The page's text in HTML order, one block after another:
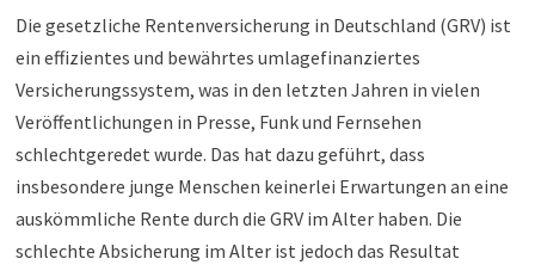
Die gesetzliche Rentenversicherung in Deutschland (GRV) ist
ein effizientes und bewährtes umlagefinanziertes
Versicherungssystem, was in den letzten Jahren in vielen
Veröffentlichungen in Presse, Funk und Fernsehen
schlechtgeredet wurde. Das hat dazu geführt, dass
insbesondere junge Menschen keinerlei Erwartungen an eine
auskömmliche Rente durch die GRV im Alter haben. Die
schlechte Absicherung im Alter ist jedoch das Resultat